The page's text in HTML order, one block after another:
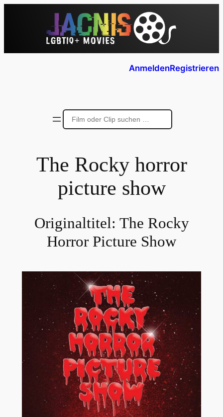
AnmeldenRegistrieren
The Rocky horror
picture show
Originaltitel: The Rocky
Horror Picture Show